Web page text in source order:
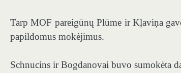
Tarp MOF pareigūnų Plūme ir Kļaviņa
papildomus mokėjimus.
Schnucins ir Bogdanovai buvo sumokėta